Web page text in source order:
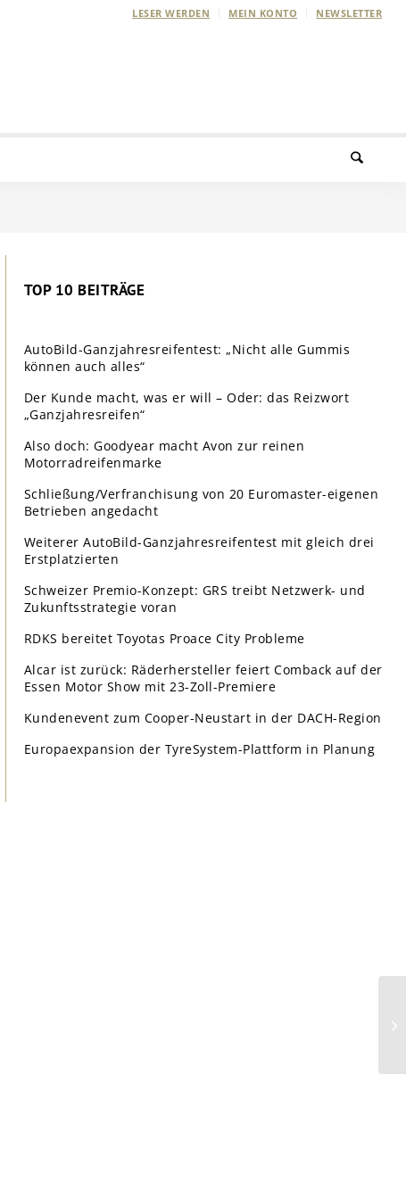
LESER WERDEN MEIN KONTO NEWSLETTER
TOP 10 BEITRÄGE
AutoBild-Ganzjahresreifentest: „Nicht alle Gummis
können auch alles“
Der Kunde macht, was er will – Oder: das Reizwort
„Ganzjahresreifen“
Also doch: Goodyear macht Avon zur reinen
Motorradreifenmarke
Schließung/Verfranchisung von 20 Euromaster-eigenen
Betrieben angedacht
Weiterer AutoBild-Ganzjahresreifentest mit gleich drei
Erstplatzierten
Schweizer Premio-Konzept: GRS treibt Netzwerk- und
Zukunftsstrategie voran
RDKS bereitet Toyotas Proace City Probleme
Alcar ist zurück: Räderhersteller feiert Comback auf der
Essen Motor Show mit 23-Zoll-Premiere
Kundenevent zum Cooper-Neustart in der DACH-Region
Europaexpansion der TyreSystem-Plattform in Planung